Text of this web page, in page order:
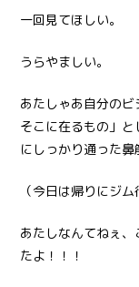
一回見てほしい。
うらやましい。
あたしゃあ自分の
そこに在るもの」
にしっかり通った鼻
（今日は帰りにジム
あたしなんてねぇ
たよ！！！